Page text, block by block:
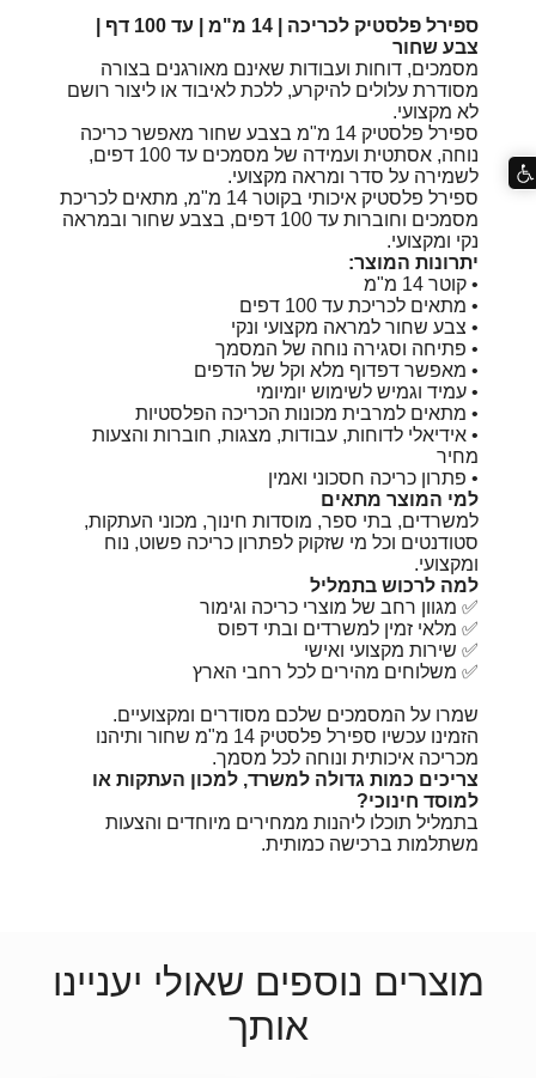
ספירל פלסטיק לכריכה | 14 מ"מ | עד 100 דף |
צבע שחור
מסמכים, דוחות ועבודות שאינם מאורגנים בצורה
מסודרת עלולים להיקרע, ללכת לאיבוד או ליצור רושם
לא מקצועי.
ספירל פלסטיק 14 מ"מ בצבע שחור מאפשר כריכה
נוחה, אסתטית ועמידה של מסמכים עד 100 דפים,
לשמירה על סדר ומראה מקצועי.
ספירל פלסטיק איכותי בקוטר 14 מ"מ, מתאים לכריכת
מסמכים וחוברות עד 100 דפים, בצבע שחור ובמראה
נקי ומקצועי.
יתרונות המוצר:
• קוטר 14 מ"מ
• מתאים לכריכת עד 100 דפים
• צבע שחור למראה מקצועי ונקי
• פתיחה וסגירה נוחה של המסמך
• מאפשר דפדוף מלא וקל של הדפים
• עמיד וגמיש לשימוש יומיומי
• מתאים למרבית מכונות הכריכה הפלסטיות
• אידיאלי לדוחות, עבודות, מצגות, חוברות והצעות
מחיר
• פתרון כריכה חסכוני ואמין
למי המוצר מתאים
למשרדים, בתי ספר, מוסדות חינוך, מכוני העתקות,
סטודנטים וכל מי שזקוק לפתרון כריכה פשוט, נוח
ומקצועי.
למה לרכוש בתמליל
✅ מגוון רחב של מוצרי כריכה וגימור
✅ מלאי זמין למשרדים ובתי דפוס
✅ שירות מקצועי ואישי
✅ משלוחים מהירים לכל רחבי הארץ
שמרו על המסמכים שלכם מסודרים ומקצועיים.
הזמינו עכשיו ספירל פלסטיק 14 מ"מ שחור ותיהנו
מכריכה איכותית ונוחה לכל מסמך.
צריכים כמות גדולה למשרד, למכון העתקות או
למוסד חינוכי?
בתמליל תוכלו ליהנות ממחירים מיוחדים והצעות
משתלמות ברכישה כמותית.
מוצרים נוספים שאולי יעניינו
אותך